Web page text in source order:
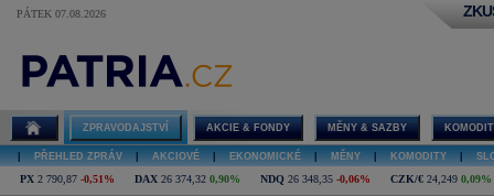
PÁTEK 07.08.2026
ZPRAVODAJSTVÍ AKCIE & FONDY MĚNY & SAZBY
PŘEHLED ZPRÁV AKCIOVÉ EKONOMICKÉ MĚNY KOMODITY
PX 2 790,87 -0,51% DAX 26 374,32 0,90% NDQ 26 348,35 -0,06% CZK/€ 24,249 0,09%